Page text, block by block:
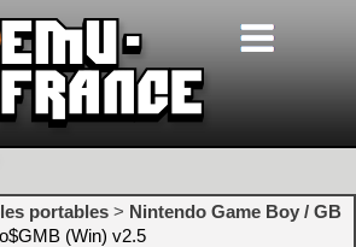
portables > Nintendo Game Boy / GB
(Win) v2.5